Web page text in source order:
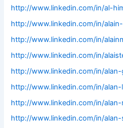
http://www.linkedin.com/in/al-
http://www.linkedin.com/in/
http://www.linkedin.com/in/
http://www.linkedin.com/in/
http://www.linkedin.com/in/
http://www.linkedin.com/in/
http://www.linkedin.com/in/
http://www.linkedin.com/in/